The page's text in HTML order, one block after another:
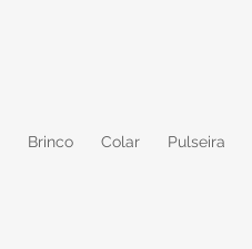
Brinco Colar Pulseira